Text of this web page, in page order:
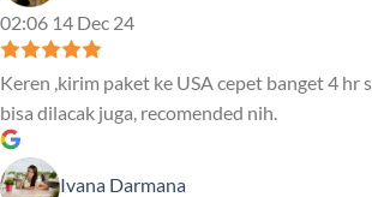
02:06 14 Dec 24
Keren ,kirim paket ke USA cepet banget 4 hr
bisa dilacak juga, recomended nih.
Ivana Darmana